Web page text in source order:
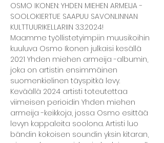
OSMO IKONEN: YHDEN MIEHEN ARMEIJA -
SOOLOKIERTUE SAAPUU SAVONLINNAN
KULTTUURIKELLARIIN 3.3.2024!
Maamme työllistetyimpiin muusikoihin
kuuluva Osmo Ikonen julkaisi kesällä
2021 Yhden miehen armeija -albumin,
joka on artistin ensimmäinen
suomenkielinen täyspitkä levy.
Keväällä 2024 artisti toteutettaa
viimeisen perioidin Yhden miehen
armeija -keikkoja, jossa Osmo esittää
levyn kappaleita soolona. Artisti luo
bändin kokoisen soundin yksin kitaran,